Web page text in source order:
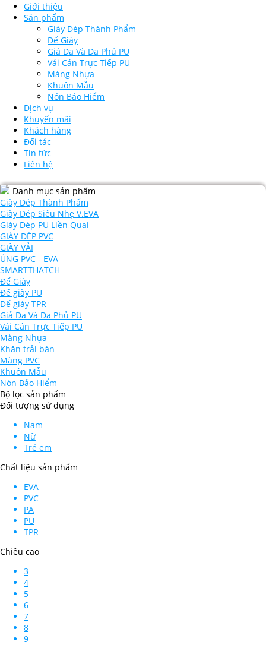
Giới thiệu
Sản phẩm
Giày Dép Thành Phẩm
Đế Giày
Giả Da Và Da Phủ PU
Vải Cán Trực Tiếp PU
Màng Nhựa
Khuôn Mẫu
Nón Bảo Hiểm
Dịch vụ
Khuyến mãi
Khách hàng
Đối tác
Tin tức
Liên hệ
Danh mục sản phẩm
Giày Dép Thành Phẩm
Giày Dép Siêu Nhẹ V.EVA
Giày Dép PU Liền Quai
GIÀY DÉP PVC
GIÀY VẢI
ỦNG PVC - EVA
SMARTTHATCH
Đế Giày
Đế giày PU
Đế giày TPR
Giả Da Và Da Phủ PU
Vải Cán Trực Tiếp PU
Màng Nhựa
Khăn trải bàn
Màng PVC
Khuôn Mẫu
Nón Bảo Hiểm
Bộ lọc sản phẩm
Đối tượng sử dụng
Nam
Nữ
Trẻ em
Chất liệu sản phẩm
EVA
PVC
PA
PU
TPR
Chiều cao
3
4
5
6
7
8
9